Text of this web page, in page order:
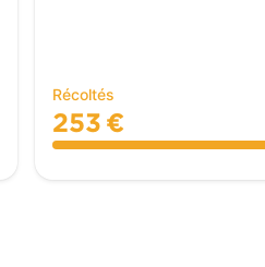
Récoltés
253 €